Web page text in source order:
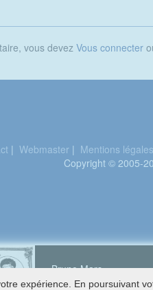
Bruno Mars
I Just Might
vous devezVous connecter
| Webmaster| Mentions légales
Copyright © 2005-
expérience. En poursuivant